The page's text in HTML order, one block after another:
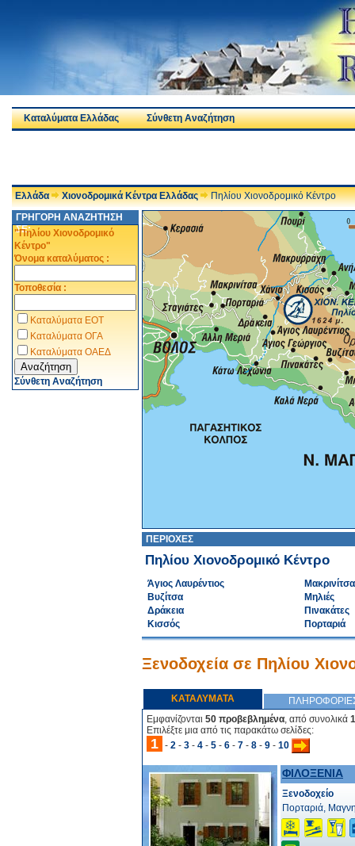
Καταλύματα Ελλάδας Σύνθετη Αναζήτηση
Ελλάδα Χιονοδρομικά Κέντρα Ελλάδας
Πηλίου Χιονοδρομικό Κέντρο
ΓΡΗΓΟΡΗ ΑΝΑΖΗΤΗΣΗ
ΣΕ:
"Πηλίου Χιονοδρομικό
Κέντρο"
Όνομα καταλύματος :
Τοποθεσία :
Καταλύματα ΕΟΤ
Καταλύματα ΟΓΑ
Καταλύματα ΟΑΕΔ
Σύνθετη Αναζήτηση
ΠΕΡΙΟΧΕΣ
Πηλίου Χιονοδρομικό Κέντρο
Άγιος Λαυρέντιος
Βυζίτσα
Δράκεια
Κισσός
Μακρινίτσα
Μηλιές
Πινακάτες
Πορταριά
Ξενοδοχεία σε Πηλίου
ΚΑΤΑΛΥΜΑΤΑ
Εμφανίζονται 50 προβεβλημένα, από συνολικά
Επιλέξτε μια από τις παρακάτω σελίδες:
1 - 2 - 3 - 4 - 5 - 6 - 7 - 8 - 9 - 10
ΦΙΛΟΞΕΝΙΑ
Ξενοδοχείο
Πορταριά,